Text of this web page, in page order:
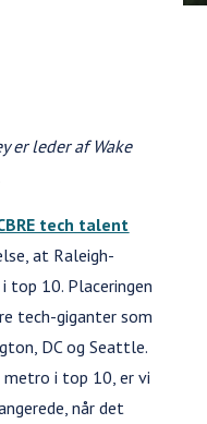
er leder af Wake
tech talent
at Raleigh-
top 10. Placeringen
tech-giganter som
DC og Seattle.
metro i top 10, er vi
når det